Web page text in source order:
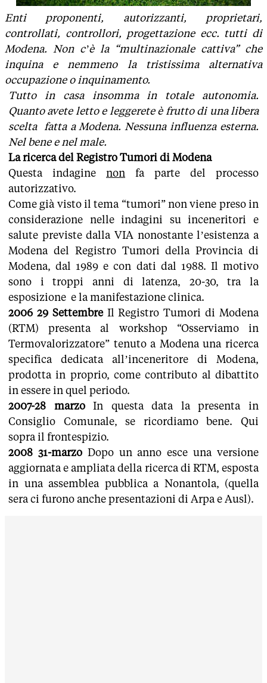
Enti proponenti, autorizzanti, proprietari,
controllati, controllori, progettazione ecc. tutti di
Modena. Non c’è la “multinazionale cattiva” che
inquina e nemmeno la tristissima alternativa
occupazione o inquinamento.
Tutto in casa insomma in totale autonomia.
Quanto avete letto e leggerete è frutto di una libera
scelta fatta a Modena. Nessuna influenza esterna.
Nel bene e nel male.
La ricerca del Registro Tumori di Modena
Questa indagine non fa parte del processo
autorizzativo.
Come già visto il tema “tumori” non viene preso in
considerazione nelle indagini su inceneritori e
salute previste dalla VIA nonostante l’esistenza a
Modena del Registro Tumori della Provincia di
Modena, dal 1989 e con dati dal 1988. Il motivo
sono i troppi anni di latenza, 20-30, tra la
esposizione e la manifestazione clinica.
2006 29 Settembre Il Registro Tumori di Modena
(RTM) presenta al workshop “Osserviamo in
Termovalorizzatore” tenuto a Modena una ricerca
specifica dedicata all’inceneritore di Modena,
prodotta in proprio, come contributo al dibattito
in essere in quel periodo.
2007-28 marzoIn questa data la presenta in
Consiglio Comunale, se ricordiamo bene. Qui
sopra il frontespizio.
2008 31-marzo Dopo un anno esce una versione
aggiornata e ampliata della ricerca di RTM, esposta
in una assemblea pubblica a Nonantola, (quella
sera ci furono anche presentazioni di Arpa e Ausl).